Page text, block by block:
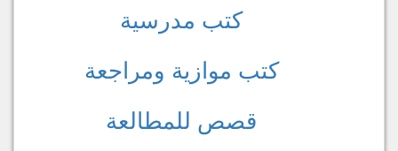
كتب مدرسية
كتب موازية ومراجعة
قصص للمطالعة